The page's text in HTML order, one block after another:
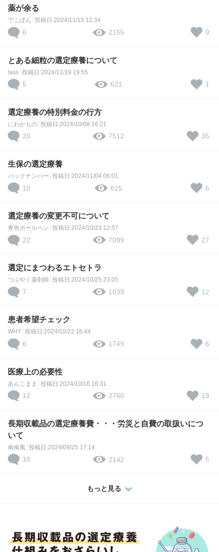
薬が余る
でこぼん 投稿日:2024/11/15 12:34
6 2155 9
とある細粒の選定療養について
lass 投稿日:2024/11/19 19:55
5 621 1
選定療養の特別料金の行方
にわかもの 投稿日:2024/10/08 16:21
20 7512 35
生保の選定療養
バックナンバー 投稿日:2024/11/04 06:01
10 615 6
選定療養の変更不可について
青色ボールペン 投稿日:2024/10/23 12:57
22 7099 27
選定にまつわるエトセトラ
つぶやく薬剤師 投稿日:2024/10/25 23:05
7 1039 12
患者希望チェック
WHY 投稿日:2024/10/22 16:44
6 1749 6
医療上の必要性
あんこまま 投稿日:2024/10/16 16:31
12 2760 19
長期収載品の選定療養費・・・労災と自費の取扱いにつ
いて
南南風 投稿日:2024/09/25 17:14
10 2142 5
もっと見る